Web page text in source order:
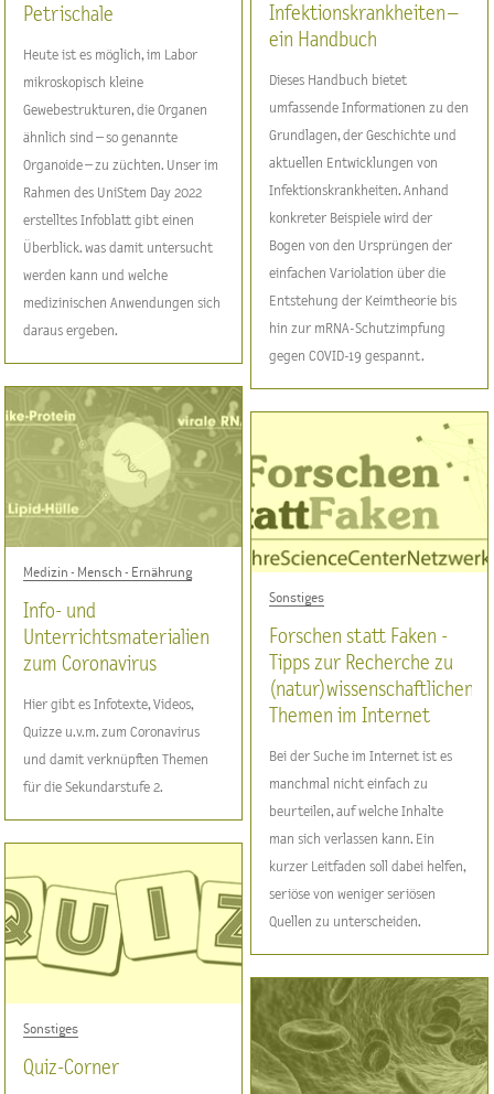
Petrischale
Heute ist es möglich, im Labor
mikroskopisch kleine
Gewebestrukturen, die Organen
ähnlich sind – so genannte
Organoide – zu züchten. Unser im
Rahmen des UniStem Day 2022
erstelltes Infoblatt gibt einen
Überblick. was damit untersucht
werden kann und welche
medizinischen Anwendungen sich
daraus ergeben.
Infektionskrankheiten –
ein Handbuch
Dieses Handbuch bietet
umfassende Informationen zu den
Grundlagen, der Geschichte und
aktuellen Entwicklungen von
Infektionskrankheiten. Anhand
konkreter Beispiele wird der
Bogen von den Ursprüngen der
einfachen Variolation über die
Entstehung der Keimtheorie bis
hin zur mRNA-Schutzimpfung
gegen COVID-19 gespannt.
Medizin - Mensch - Ernährung
Info- und
Unterrichtsmaterialien
zum Coronavirus
Hier gibt es Infotexte, Videos,
Quizze u.v.m. zum Coronavirus
und damit verknüpften Themen
für die Sekundarstufe 2.
Sonstiges
Forschen statt Faken -
Tipps zur Recherche zu
(natur)wissenschaftlichen
Themen im Internet
Bei der Suche im Internet ist es
manchmal nicht einfach zu
beurteilen, auf welche Inhalte
man sich verlassen kann. Ein
kurzer Leitfaden soll dabei helfen,
seriöse von weniger seriösen
Quellen zu unterscheiden.
Sonstiges
Quiz-Corner